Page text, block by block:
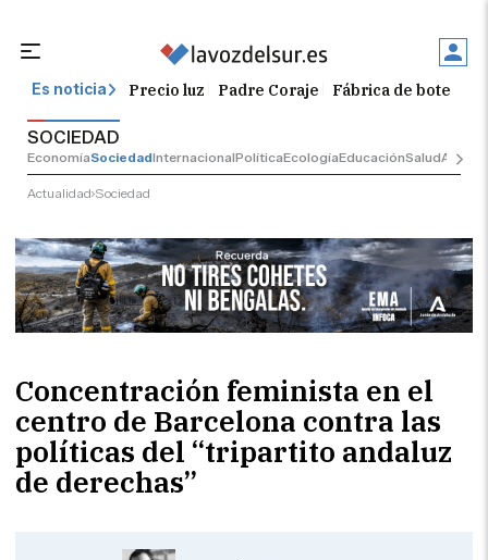
Es noticia Precio luz Padre Coraje Fábrica de botellas
SOCIEDAD
EconomíaSociedadInternacionalPolíticaEcologíaEducaciónSalud
Actualidad Sociedad
Concentración feminista en el
centro de Barcelona contra las
políticas del “tripartito andaluz
de derechas”